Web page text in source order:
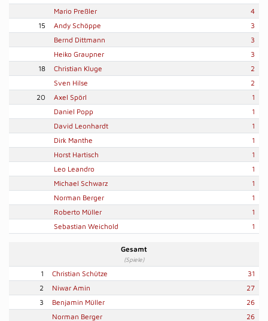
Mario Preßler
4
15
Andy Schöppe
3
Bernd Dittmann
3
Heiko Graupner
3
18
Christian Kluge
2
Sven Hilse
2
20
Axel Spörl
1
Daniel Popp
1
David Leonhardt
1
Dirk Manthe
1
Horst Hartisch
1
Leo Leandro
1
Michael Schwarz
1
Norman Berger
1
Roberto Müller
1
Sebastian Weichold
1
Gesamt
(Spiele)
1 Christian Schütze
31
2
Niwar Amin
27
3
Benjamin Müller
26
Norman Berger
26